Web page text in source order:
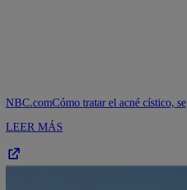
NBC.comCómo tratar el acné cístico,
LEER MÁS